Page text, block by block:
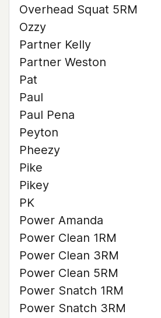
Overhead Squat 5RM
Ozzy
Partner Kelly
Partner Weston
Pat
Paul
Paul Pena
Peyton
Pheezy
Pike
Pikey
PK
Power Amanda
Power Clean 1RM
Power Clean 3RM
Power Clean 5RM
Power Snatch 1RM
Power Snatch 3RM